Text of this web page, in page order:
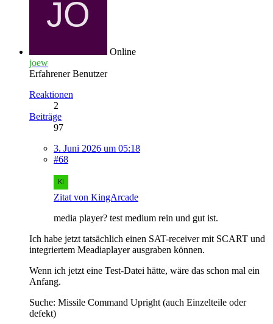
Online
joew
Erfahrener Benutzer
Reaktionen
2
Beiträge
97
3. Juni 2026 um 05:18
#68
Zitat von KingArcade
media player? test medium rein und gut ist.
Ich habe jetzt tatsächlich einen SAT-receiver mit SCART und
integriertem Meadiaplayer ausgraben können.
Wenn ich jetzt eine Test-Datei hätte, wäre das schon mal ein
Anfang.
Suche: Missile Command Upright (auch Einzelteile oder
defekt)